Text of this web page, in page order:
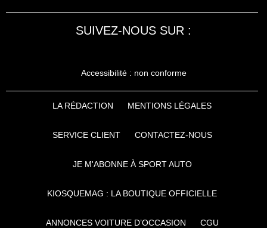
SUIVEZ-NOUS SUR :
Accessibilité : non conforme
LA RÉDACTION MENTIONS LÉGALES
SERVICE CLIENT CONTACTEZ-NOUS
JE M'ABONNE À SPORT AUTO
KIOSQUEMAG : LA BOUTIQUE OFFICIELLE
ANNONCES VOITURE D’OCCASION CGU